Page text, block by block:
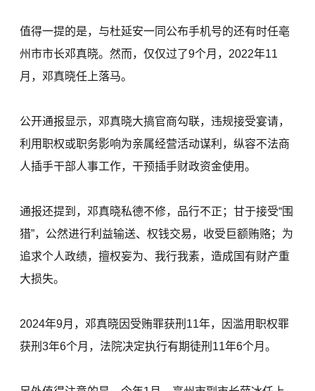
值得一提的是，与杜延安一同公布手机号的还有时任亳
州市市长邓真晓。然而，仅仅过了9个月，2022年11
月，邓真晓任上落马。
公开通报显示，邓真晓大搞官商勾联，违规接受宴请，
利用职权或职务影响为亲属经营活动谋利，纵容不法商
人插手干部人事工作，干预插手财政资金使用。
通报还提到，邓真晓私德不修，品行不正；甘于接受“围
猎”，公然进行利益输送、权钱交易，收受巨额贿赂；为
追求个人政绩，擅权妄为、我行我素，造成国有财产重
大损失。
2024年9月，邓真晓因受贿罪获刑11年，因滥用职权罪
获刑3年6个月，法院决定执行有期徒刑11年6个月。